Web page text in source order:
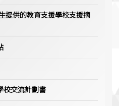
提供的教育支援學校支援摘
校交流計劃書